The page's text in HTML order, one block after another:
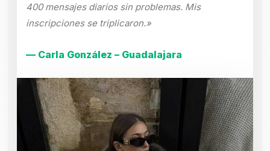
400 mensajes diarios sin problemas. Mis
inscripciones se triplicaron.»
— Carla González – Guadalajara